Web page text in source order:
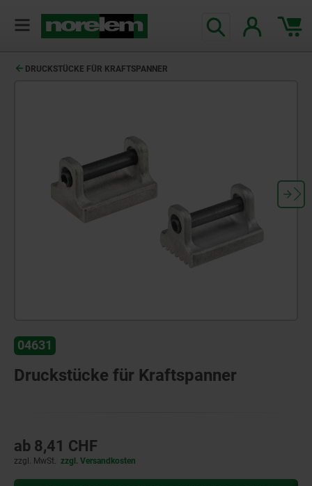
DRUCKSTÜCKE FÜR KRAFTSPANNER
04631
Druckstücke für Kraftspanner
ab 8,41 CHF
zzgl. MwSt. zzgl. Versandkosten